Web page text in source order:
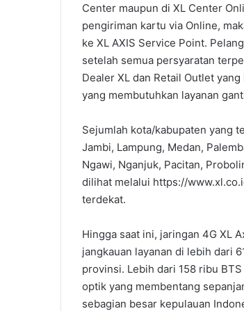
Center maupun di XL Center
pengiriman kartu via Online,
ke XL AXIS Service Point.
setelah semua persyaratan
Dealer XL dan Retail Outlet
yang membutuhkan layanan
Sejumlah kota/kabupaten yang
Jambi, Lampung, Medan,
Ngawi, Nganjuk, Pacitan,
dilihat melalui https://
terdekat.
Hingga saat ini, jaringan 4G XL
jangkauan layanan di lebih dari
provinsi. Lebih dari 158 ribu
optik yang membentang
sebagian besar kepulauan